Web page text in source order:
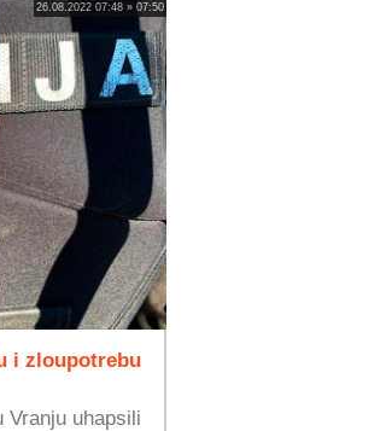
26.08.2022 07:48 » 07:50
i zloupotrebu
Vranju uhapsili